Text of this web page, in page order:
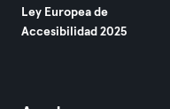
Ley Europea de
Accesibilidad 2025